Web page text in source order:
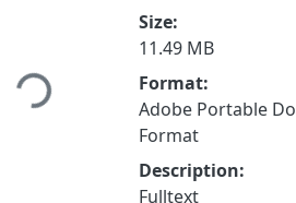
Size:
11.49 MB
Format:
Adobe Portable
Format
Description:
Fulltext